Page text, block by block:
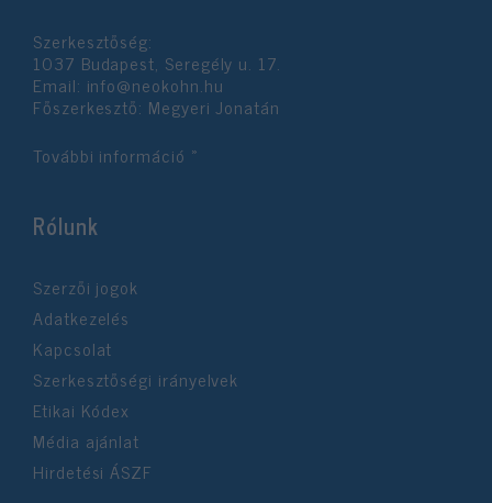
Szerkesztőség:
1037 Budapest, Seregély u. 17.
Email: info@neokohn.hu
Főszerkesztő: Megyeri Jonatán
További információ »
Rólunk
Szerzői jogok
Adatkezelés
Kapcsolat
Szerkesztőségi irányelvek
Etikai Kódex
Média ajánlat
Hirdetési ÁSZF